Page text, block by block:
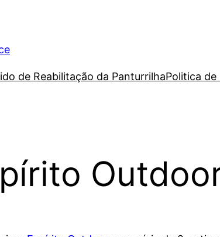
de Reabilitação da PanturrilhaPolitica de